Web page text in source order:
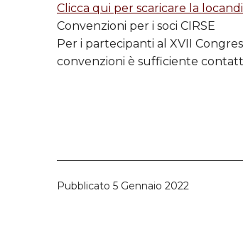
Clicca qui per scaricare la
Convenzioni per i soci CIRSE
Per i partecipanti al XVII
convenzioni è sufficiente
Pubblicato 5 Gennaio 2022